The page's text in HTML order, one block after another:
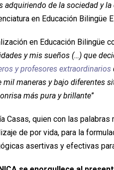
de la sociedad y la
en Educación Bilingüe
en Educación Bilingüe
y mis sueños (…) que
y profesores extraordinarios
maneras y bajo diferentes
más pura y brillante”
Casas, quien con las
de por vida, para la
asertivas y efectivas